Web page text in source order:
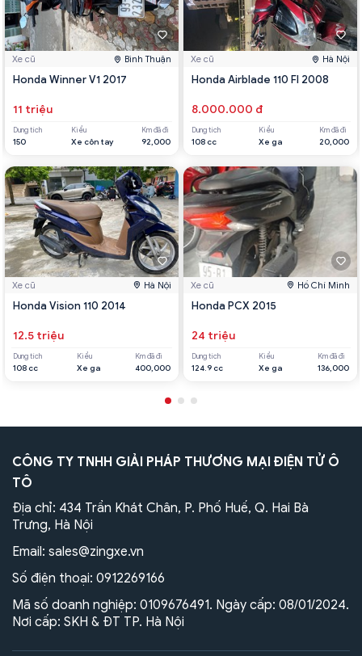
Xe cũ Bình Thuận
Honda Winner V1 2017
11 triệu
Dung tích
150
Kiểu
Xe côn tay
Km đã đi
92,000
Xe cũ Hà Nội
Honda Vision 110 2014
12.5 triệu
Dung tích
108 cc
Kiểu
Xe ga
Km đã đi
400,000
Xe cũ Hà Nội
Honda Airblade 110 FI 2008
8.000.000 đ
Dung tích
108 cc
Kiểu
Xe ga
Km đã đi
20,000
Xe cũ Hồ Chí Minh
Honda PCX 2015
24 triệu
Dung tích
124.9 cc
Kiểu
Xe ga
Km đã đi
136,000
CÔNG TY TNHH GIẢI PHÁP THƯƠNG MẠI ĐIỆN TỬ Ô
TÔ
Địa chỉ: 434 Trần Khát Chân, P. Phố Huế, Q. Hai Bà
Trưng, Hà Nội
Email: sales@zingxe.vn
Số điện thoại: 0912269166
Mã số doanh nghiệp: 0109676491. Ngày cấp: 08/01/2024.
Nơi cấp: SKH & ĐT TP. Hà Nội